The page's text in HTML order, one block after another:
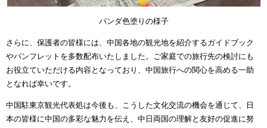
パンダ色塗りの様子
さらに、保護者の皆様には、中国各地の観光地を紹介するガイドブック
やパンフレットを多数配布いたしました。ご家庭での旅行先の検討にも
お役立ていただける内容となっており、中国旅行への関心を高める一助
となれば幸いです。
中国駐東京観光代表処は今後も、こうした文化交流の機会を通じて、日
本の皆様に中国の多彩な魅力を伝え、中日両国の理解と友好の促進に努